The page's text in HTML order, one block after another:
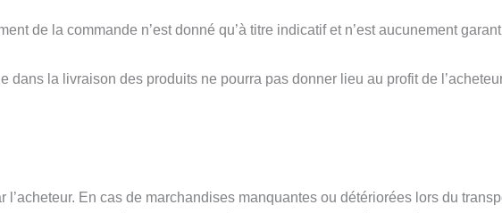
de la commande n’est donné qu’à titre indicatif et n’est aucunement
dans la livraison des produits ne pourra pas donner lieu au profit de
l’acheteur. En cas de marchandises manquantes ou détériorées lors du